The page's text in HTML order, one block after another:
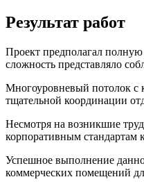
Результат работ
Проект предполагал
сложность представляло
Многоуровневый потолок с
тщательной координации
Несмотря на возникшие
корпоративным стандартам
Успешное выполнение
коммерческих помещений